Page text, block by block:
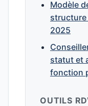
Modèle
structure
2025
statut et
fonction
OUTILS